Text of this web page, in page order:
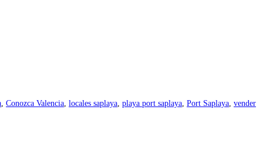
Conozca Valencia locales saplaya playa port saplaya Port Saplaya vender